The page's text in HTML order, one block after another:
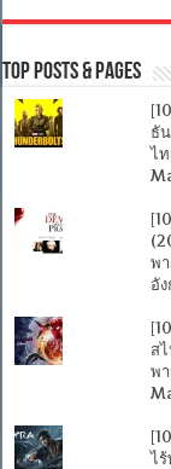
Top Posts & Pages
ธั
ไ
พ
อั
ส
พ
ไ